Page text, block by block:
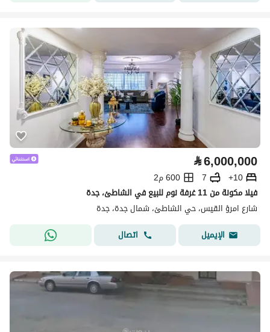
⃁6,000,000
10+
7
600 م2
فيلا مكونة من 11 غرفة نوم للبيع في الشاطئ، جدة
شارع امرؤ القيس، حي الشاطئ، شمال جدة، جدة
الإيميل
اتصال